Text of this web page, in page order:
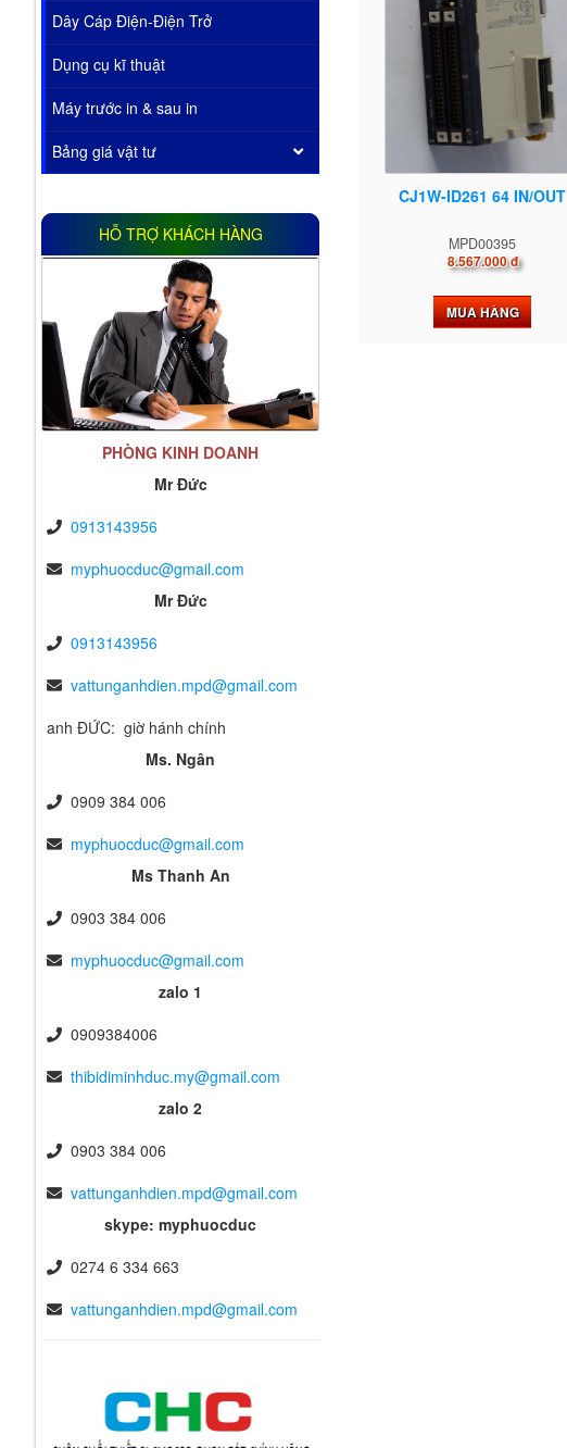
CJ1W-ID261 64 IN/OUT
MPD00395
8.567.000 đ
MUA HÀNG
Dây Cáp Điện-Điện Trở
Dụng cụ kĩ thuật
Máy trước in & sau in
Bảng giá vật tư
HỖ TRỢ KHÁCH HÀNG
PHÒNG KINH DOANH
Mr Đức
0913143956
myphuocduc@gmail.com
Mr Đức
0913143956
vattunganhdien.mpd@gmail.com
anh ĐỨC: giờ hánh chính
Ms. Ngân
0909 384 006
myphuocduc@gmail.com
Ms Thanh An
0903 384 006
myphuocduc@gmail.com
zalo 1
0909384006
thibidiminhduc.my@gmail.com
zalo 2
0903 384 006
vattunganhdien.mpd@gmail.com
skype: myphuocduc
0274 6 334 663
vattunganhdien.mpd@gmail.com